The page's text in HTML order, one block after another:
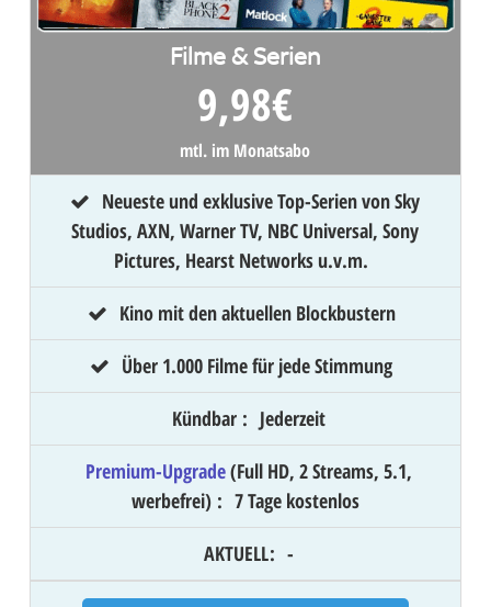
Filme & Serien
9,98€
mtl. im Monatsabo
Neueste und exklusive Top-Serien von Sky
Studios, AXN, Warner TV, NBC Universal, Sony
Pictures, Hearst Networks u.v.m.
Kino mit den aktuellen Blockbustern
Über 1.000 Filme für jede Stimmung
Kündbar : Jederzeit
Premium-Upgrade(Full HD, 2 Streams, 5.1,
werbefrei) : 7 Tage kostenlos
AKTUELL: -